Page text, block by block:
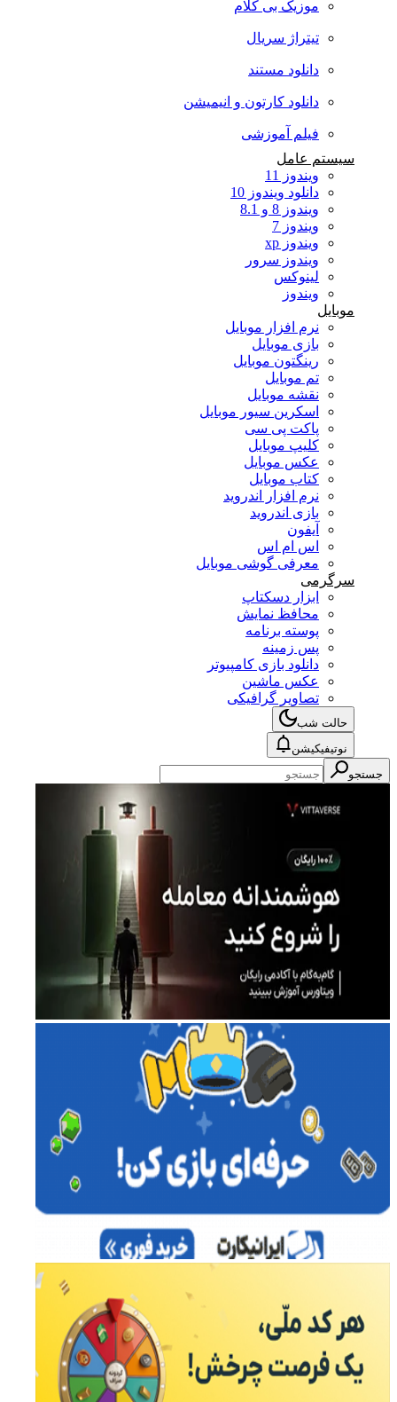
موزیک بی کلام
تیتراژ سریال
دانلود مستند
دانلود کارتون و انیمیشن
فیلم آموزشی
سیستم عامل
ویندوز 11
دانلود ویندوز 10
ویندوز 8 و 8.1
ویندوز 7
ویندوز xp
ویندوز سرور
لینوکس
ویندوز
موبایل
نرم افزار موبایل
بازی موبایل
رینگتون موبایل
تم موبایل
نقشه موبایل
اسکرین سیور موبایل
پاکت پی سی
کلیپ موبایل
عکس موبایل
کتاب موبایل
نرم افزار اندروید
بازی اندروید
آیفون
اس ام اس
معرفی گوشی موبایل
سرگرمی
ابزار دسکتاپ
محافظ نمایش
پوسته برنامه
پس زمینه
دانلود بازی کامپیوتر
عکس ماشین
تصاویر گرافیکی
حالت شب
نوتیفیکیشن
جستجو